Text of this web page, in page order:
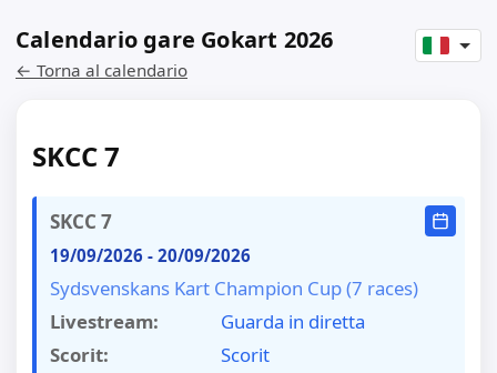
Calendario gare Gokart 2026
← Torna al calendario
SKCC 7
SKCC 7
19/09/2026 - 20/09/2026
Sydsvenskans Kart Champion Cup (7 races)
Livestream:
Guarda in diretta
Scorit:
Scorit